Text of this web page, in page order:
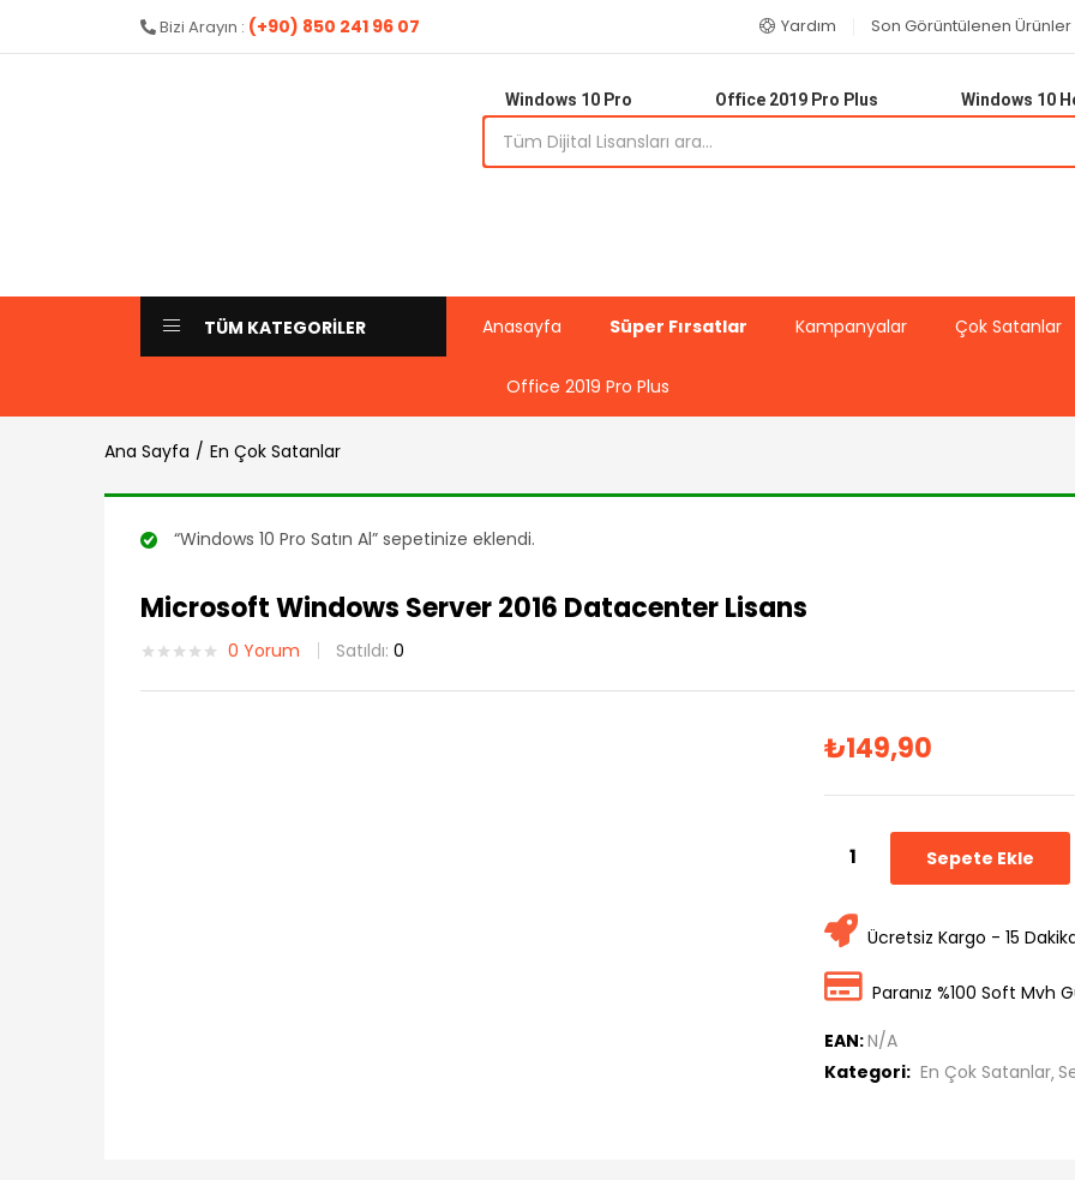
Bizi Arayın : (+90) 850 241 96 07 Yardım Son Görüntülenen Ürünler
Windows 10 Pro Office 2019 Pro Plus Windows 10
TÜM KATEGORİLER Anasayfa Süper Fırsatlar Kampanyalar Çok Satanlar
Office 2019 Pro Plus
Ana Sayfa En Çok Satanlar
“Windows 10 Pro Satın Al” sepetinize eklendi.
Microsoft Windows Server 2016 Datacenter Lisans
0 Yorum Satıldı: 0
₺149,90
Sepete Ekle
Ücretsiz Kargo - 15
Paranız %100 Soft Mvh
EAN:N/A
Kategori: En Çok Satanlar